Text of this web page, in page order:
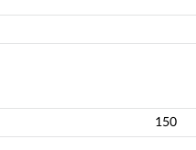
150